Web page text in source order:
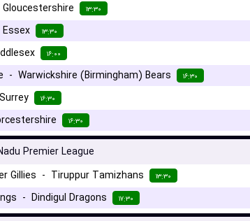
Gloucestershire ۱۳:۳۰
Essex ۱۳:۳۰
۱۶:۰۰
- Warwickshire (Birmingham) Bears ۱۶:۳۰
Surrey ۱۶:۳۰
۱۶:۳۰
Premier League
Gillies - Tiruppur Tamizhans ۱۳:۳۰
- Dindigul Dragons ۱۷:۳۰